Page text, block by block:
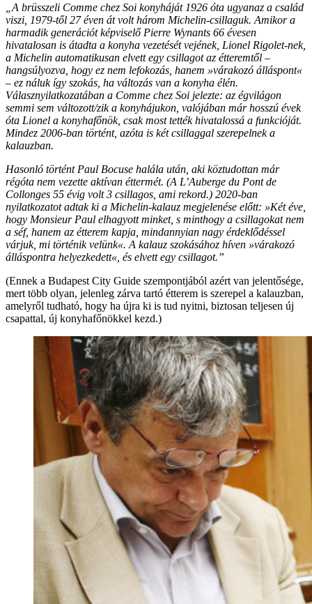
„A brüsszeli Comme chez Soi konyháját 1926 óta ugyanaz a család
viszi, 1979-től 27 éven át volt három Michelin-csillaguk. Amikor a
harmadik generációt képviselő Pierre Wynants 66 évesen
hivatalosan is átadta a konyha vezetését vejének, Lionel Rigolet-nek,
a Michelin automatikusan elvett egy csillagot az étteremtől –
hangsúlyozva, hogy ez nem lefokozás, hanem »várakozó álláspont«
– ez náluk így szokás, ha változás van a konyha élén.
Válasznyilatkozatában a Comme chez Soi jelezte: az égvilágon
semmi sem változott/zik a konyhájukon, valójában már hosszú évek
óta Lionel a konyhafőnök, csak most tették hivatalossá a funkcióját.
Mindez 2006-ban történt, azóta is két csillaggal szerepelnek a
kalauzban.
Hasonló történt Paul Bocuse halála után, aki köztudottan már
régóta nem vezette aktívan éttermét. (A L’Auberge du Pont de
Collonges 55 évig volt 3 csillagos, ami rekord.) 2020-ban
nyilatkozatot adtak ki a Michelin-kalauz megjelenése előtt: »Két éve,
hogy Monsieur Paul elhagyott minket, s minthogy a csillagokat nem
a séf, hanem az étterem kapja, mindannyian nagy érdeklődéssel
várjuk, mi történik velünk«. A kalauz szokásához híven »várakozó
álláspontra helyezkedett«, és elvett egy csillagot.”
(Ennek a Budapest City Guide szempontjából azért van jelentősége,
mert több olyan, jelenleg zárva tartó étterem is szerepel a kalauzban,
amelyről tudható, hogy ha újra ki is tud nyitni, biztosan teljesen új
csapattal, új konyhafőnökkel kezd.)